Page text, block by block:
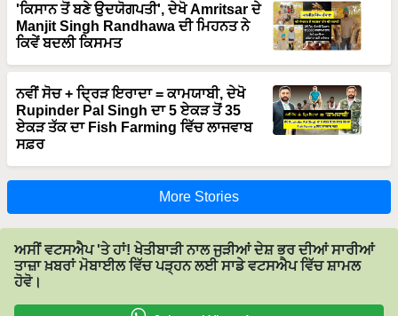
'ਕਿਸਾਨ ਤੋਂ ਬਣੇ ਉਦਯੋਗਪਤੀ', ਦੇਖੋ Amritsar ਦੇ
Manjit Singh Randhawa ਦੀ ਮਿਹਨਤ ਨੇ
ਕਿਵੇਂ ਬਦਲੀ ਕਿਸਮਤ
ਨਵੀਂ ਸੋਚ + ਦ੍ਰਿੜ ਇਰਾਦਾ = ਕਾਮਯਾਬੀ, ਦੇਖੋ
Rupinder Pal Singh ਦਾ 5 ਏਕੜ ਤੋਂ 35
ਏਕੜ ਤੱਕ ਦਾ Fish Farming ਵਿੱਚ ਲਾਜਵਾਬ
ਸਫ਼ਰ
More Stories
ਅਸੀਂ ਵਟਸਐਪ 'ਤੇ ਹਾਂ! ਖੇਤੀਬਾੜੀ ਨਾਲ ਜੁੜੀਆਂ ਦੇਸ਼ ਭਰ ਦੀਆਂ ਸਾਰੀਆਂ
ਤਾਜ਼ਾ ਖ਼ਬਰਾਂ ਮੋਬਾਈਲ ਵਿੱਚ ਪੜ੍ਹਨ ਲਈ ਸਾਡੇ ਵਟਸਐਪ ਵਿੱਚ ਸ਼ਾਮਲ
ਹੋਵੋ।